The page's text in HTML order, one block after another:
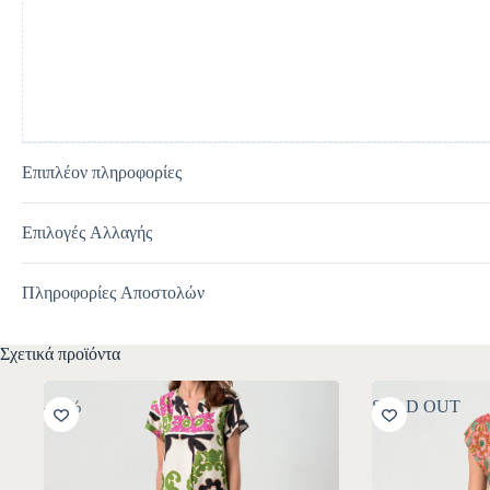
i
v
e
:
Επιπλέον πληροφορίες
Επιλογές Αλλαγής
Πληροφορίες Αποστολών
Σχετικά προϊόντα
-30% SOLD OUT